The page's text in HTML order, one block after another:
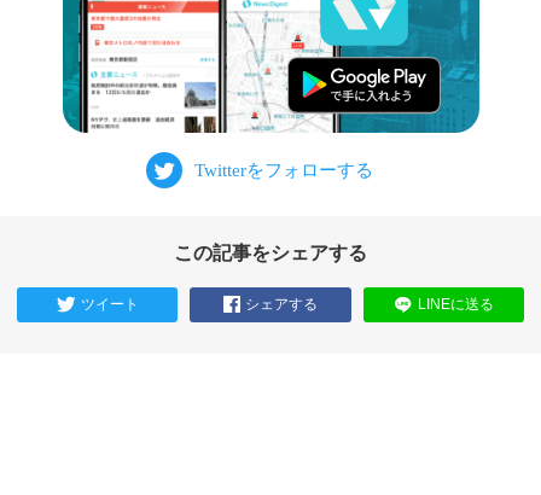
この記事をシェアする
ツイート シェアする LINEに送る